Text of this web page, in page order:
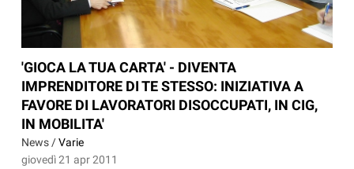
'GIOCA LA TUA CARTA' - DIVENTA
IMPRENDITORE DI TE STESSO: INIZIATIVA A
FAVORE DI LAVORATORI DISOCCUPATI, IN CIG,
IN MOBILITA'
News /Varie
giovedì 21 apr 2011